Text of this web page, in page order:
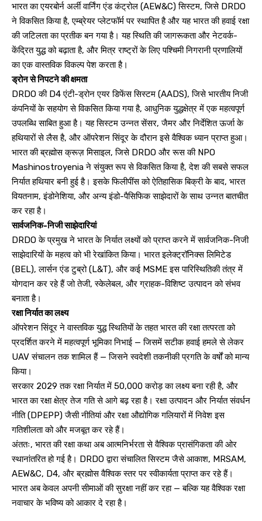
भारत का एयरबोर्न अर्ली वार्निंग एंड कंट्रोल (AEW&C) सिस्टम, जिसे DRDO
ने विकसित किया है, एम्ब्रेयर प्लेटफॉर्म पर स्थापित है और यह भारत की हवाई रक्षा
की जटिलता का प्रतीक बन गया है। यह स्थिति की जागरूकता और नेटवर्क-
केंद्रित युद्ध को बढ़ाता है, और मित्र राष्ट्रों के लिए पश्चिमी निगरानी प्रणालियों
का एक वास्तविक विकल्प पेश करता है।
ड्रोन से निपटने की क्षमता
DRDO की D4 एंटी-ड्रोन एयर डिफेंस सिस्टम (AADS), जिसे भारतीय निजी
कंपनियों के सहयोग से विकसित किया गया है, आधुनिक युद्धक्षेत्र में एक महत्वपूर्ण
उपलब्धि साबित हुआ है। यह सिस्टम उन्नत सेंसर, जैमर और निर्देशित ऊर्जा के
हथियारों से लैस है, और ऑपरेशन सिंदूर के दौरान इसे वैश्विक ध्यान प्राप्त हुआ।
भारत की ब्रह्मोस क्रूज़ मिसाइल, जिसे DRDO और रूस की NPO
Mashinostroyenia ने संयुक्त रूप से विकसित किया है, देश की सबसे सफल
निर्यात हथियार बनी हुई है। इसके फिलीपींस को ऐतिहासिक बिक्री के बाद, भारत
वियतनाम, इंडोनेशिया, और अन्य इंडो-पैसिफिक साझेदारों के साथ उन्नत बातचीत
कर रहा है।
सार्वजनिक-निजी साझेदारियां
DRDO के प्रमुख ने भारत के निर्यात लक्ष्यों को प्राप्त करने में सार्वजनिक-निजी
साझेदारियों के महत्व को भी रेखांकित किया। भारत इलेक्ट्रॉनिक्स लिमिटेड
(BEL), लार्सन एंड टुब्रो (L&T), और कई MSME इस पारिस्थितिकी तंत्र में
योगदान कर रहे हैं जो तेजी, स्केलेबल, और ग्राहक-विशिष्ट उत्पादन को संभव
बनाता है।
रक्षा निर्यात का लक्ष्य
ऑपरेशन सिंदूर ने वास्तविक युद्ध स्थितियों के तहत भारत की रक्षा तत्परता को
प्रदर्शित करने में महत्वपूर्ण भूमिका निभाई — जिसमें सटीक हवाई हमले से लेकर
UAV संचालन तक शामिल हैं — जिसने स्वदेशी तकनीकी प्रगति के वर्षों को मान्य
किया।
सरकार 2029 तक रक्षा निर्यात में ₹50,000 करोड़ का लक्ष्य बना रही है, और
भारत का रक्षा क्षेत्र तेज गति से आगे बढ़ रहा है। रक्षा उत्पादन और निर्यात संवर्धन
नीति (DPEPP) जैसी नीतियां और रक्षा औद्योगिक गलियारों में निवेश इस
गतिशीलता को और मजबूत कर रहे हैं।
अंततः, भारत की रक्षा कथा अब आत्मनिर्भरता से वैश्विक प्रासंगिकता की ओर
स्थानांतरित हो गई है। DRDO द्वारा संचालित सिस्टम जैसे आकाश, MRSAM,
AEW&C, D4, और ब्रह्मोस वैश्विक स्तर पर स्वीकार्यता प्राप्त कर रहे हैं।
भारत अब केवल अपनी सीमाओं की सुरक्षा नहीं कर रहा — बल्कि यह वैश्विक रक्षा
नवाचार के भविष्य को आकार दे रहा है।